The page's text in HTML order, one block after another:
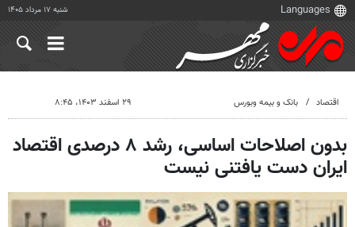
شنبه ۱۷ مرداد ۱۴۰۵
اقتصاد بانک و بیمه وبورس ۲۹ اسفند ۱۴۰۳، ۸:۴۵
بدون اصلاحات اساسی، رشد ۸ درصدی اقتصاد
ایران دست یافتنی نیست